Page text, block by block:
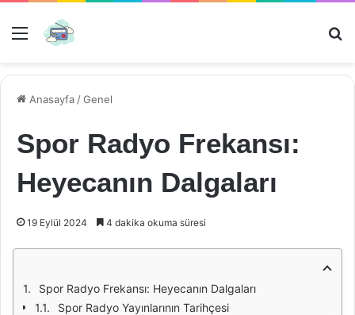
Menü
Anasayfa /Genel
Spor Radyo Frekansı:
Heyecanın Dalgaları
19 Eylül 2024 4 dakika okuma süresi
Spor Radyo Frekansı: Heyecanın Dalgaları
Spor Radyo Yayınlarının Tarihçesi